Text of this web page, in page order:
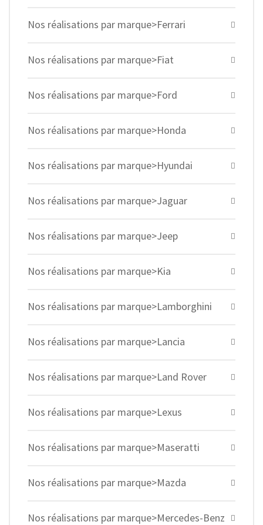
Nos réalisations par marque>Ferrari
Nos réalisations par marque>Fiat
Nos réalisations par marque>Ford
Nos réalisations par marque>Honda
Nos réalisations par marque>Hyundai
Nos réalisations par marque>Jaguar
Nos réalisations par marque>Jeep
Nos réalisations par marque>Kia
Nos réalisations par marque>Lamborghini
Nos réalisations par marque>Lancia
Nos réalisations par marque>Land Rover
Nos réalisations par marque>Lexus
Nos réalisations par marque>Maseratti
Nos réalisations par marque>Mazda
Nos réalisations par marque>Mercedes-Benz